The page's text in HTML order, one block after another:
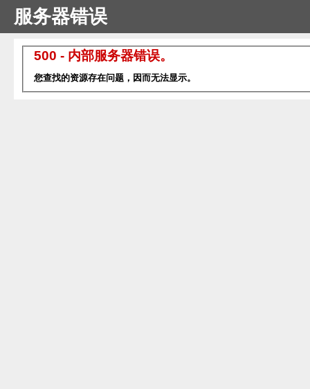
服务器错误
500 - 内部服务器错误。
您查找的资源存在问题，因而无法显示。